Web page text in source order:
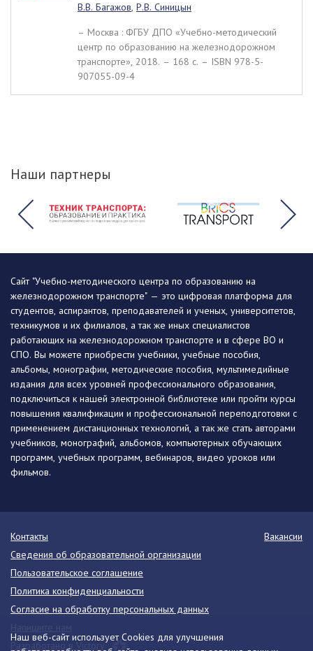
В.В. Багажов, Р.В. Синицын
– Москва : ФГБУ ДПО «Учебно-методический
центр по образованию на железнодорожном
транспорте», 2018. – 168 c. – ISBN 978-5-
907055-09-4
Наши партнеры
Наш веб-сайт использует Cookies для улучшения
Сайт "Учебно-методического центра по образованию на
железнодорожном транспорте" — это цифровая платформа для
студентов, аспирантов, преподавателей и ученых, университетов,
техникумов и их филиалов, а так же иных специалистов
работающих на железнодорожном транспорте и в сфере ВО и
СПО. Вы можете приобрести учебники, учебные пособия,
альбомы, монографии, методические пособия, мультимедийные
издания для всех уровней профессионального образования,
подключиться к нашей электронной библиотеке или пройти курсы
повышения квалификации и профессиональной переподготовки с
применением дистанционных технологий, а так же стать авторами
учебников, монографий, альбомов, компьютерных обучающих
программ, учебных программ, вебинаров, видео уроков или
фильмов.
Контакты
Вакансии
Сведения об образовательной организации
Пользовательское соглашение
Политика конфиденциальности
Согласие на обработку персональных данных
Разработано в Victory